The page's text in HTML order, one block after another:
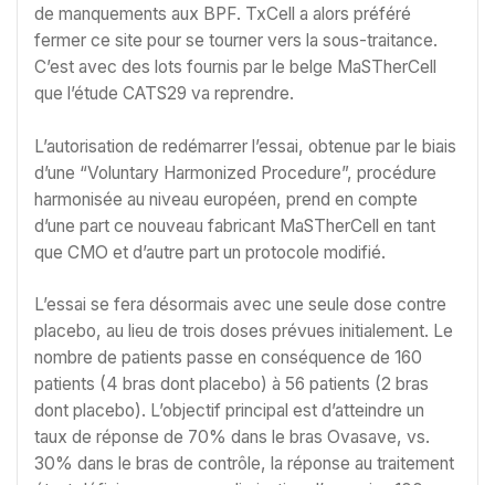
de manquements aux BPF. TxCell a alors préféré
fermer ce site pour se tourner vers la sous-traitance.
C’est avec des lots fournis par le belge MaSTherCell
que l’étude CATS29 va reprendre.
L’autorisation de redémarrer l’essai, obtenue par le biais
d’une “Voluntary Harmonized Procedure”, procédure
harmonisée au niveau européen, prend en compte
d’une part ce nouveau fabricant MaSTherCell en tant
que CMO et d’autre part un protocole modifié.
L’essai se fera désormais avec une seule dose contre
placebo, au lieu de trois doses prévues initialement. Le
nombre de patients passe en conséquence de 160
patients (4 bras dont placebo) à 56 patients (2 bras
dont placebo). L’objectif principal est d’atteindre un
taux de réponse de 70% dans le bras Ovasave, vs.
30% dans le bras de contrôle, la réponse au traitement